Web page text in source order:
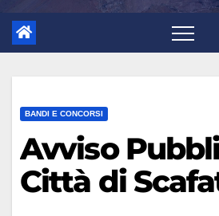
BANDI E CONCORSI
Avviso
Città di